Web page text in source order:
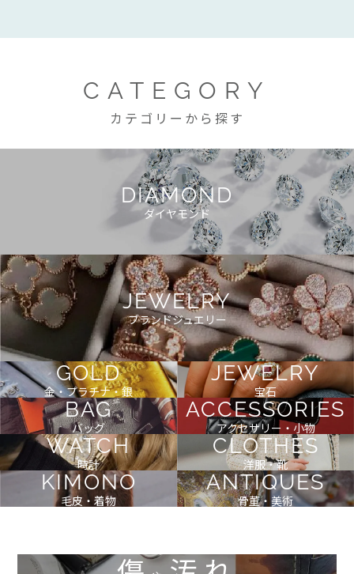
CATEGORY
カテゴリーから探す
DIAMOND
ダイヤモンド
JEWELRY
ブランドジュエリー
GOLD
金・プラチナ・銀
JEWELRY
宝石
BAG
バッグ
ACCESSORIES
アクセサリー・小物
WATCH
時計
CLOTHES
洋服・靴
KIMONO
毛皮・着物
ANTIQUES
骨董・美術